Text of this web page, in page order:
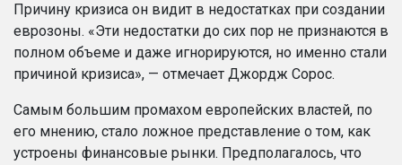
Причину кризиса он видит в недостатках при создании
еврозоны. «Эти недостатки до сих пор не признаются в
полном объеме и даже игнорируются, но именно стали
причиной кризиса», — отмечает Джордж Сорос.
Самым большим промахом европейских властей, по
его мнению, стало ложное представление о том, как
устроены финансовые рынки. Предполагалось, что